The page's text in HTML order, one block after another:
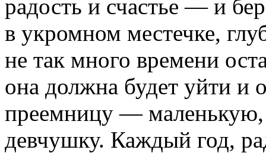
радость и счастье — и
в укромном местечке,
не так много времени
она должна будет уйти и
преемницу —
девчушку. Каждый год,